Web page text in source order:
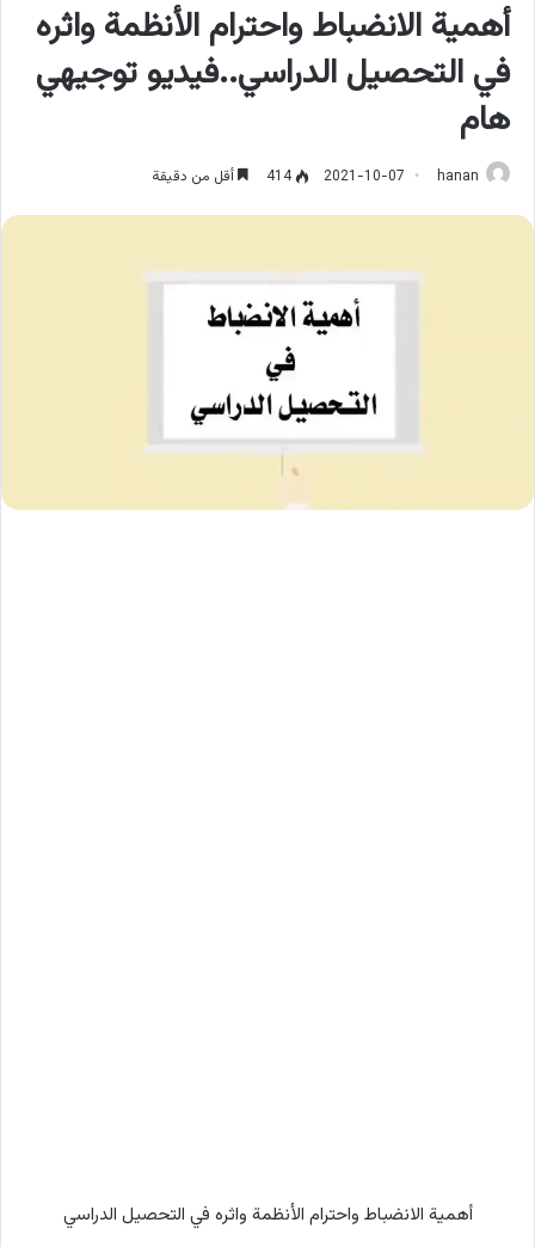
أهمية الانضباط واحترام الأنظمة واثره
في التحصيل الدراسي..فيديو توجيهي
هام
hanan
2021-10-07
414 أقل من دقيقة
أهمية الانضباط واحترام الأنظمة واثره في التحصيل الدراسي